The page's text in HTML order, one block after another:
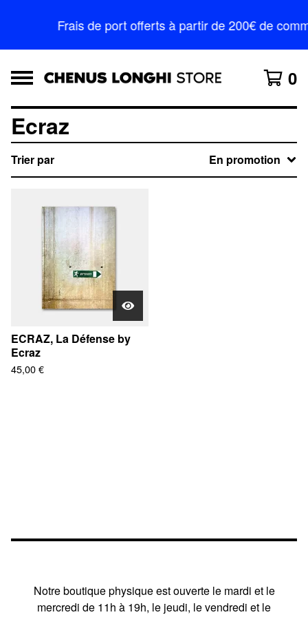
Frais de port offerts à partir de 200€ de
0
Ecraz
Trier par En promotion
ECRAZ, La Défense by
Ecraz
45,00€
Notre boutique physique est ouverte le mardi et le
mercredi de 11h à 19h, le jeudi, le vendredi et le